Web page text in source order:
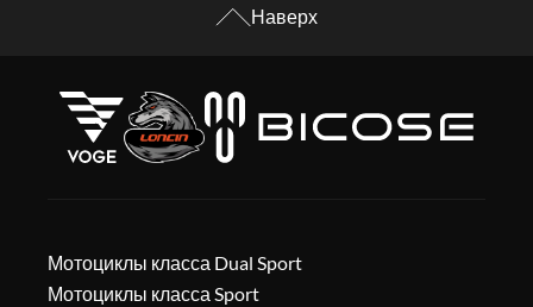
Наверх
Мотоциклы класса Dual Sport
Мотоциклы класса Sport